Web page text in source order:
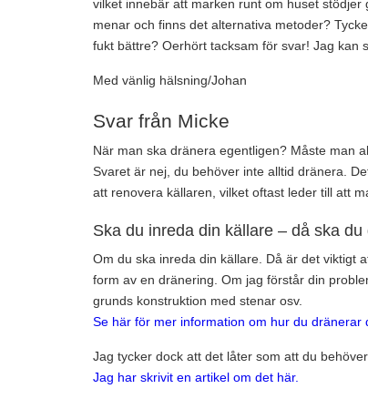
vilket innebär att marken runt om huset
menar och finns det alternativa metoder?
fukt bättre? Oerhört tacksam för svar! Jag kan
Med vänlig hälsning/Johan
Svar från Micke
När man ska dränera egentligen? Måste man
Svaret är nej, du behöver inte alltid dränera.
att renovera källaren, vilket oftast leder till att
Ska du inreda din källare – då ska du
Om du ska inreda din källare. Då är det viktigt
form av en dränering. Om jag förstår din
grunds konstruktion med stenar osv.
Se här för mer information om hur du dränerar
Jag tycker dock att det låter som att du
Jag har skrivit en artikel om det här.